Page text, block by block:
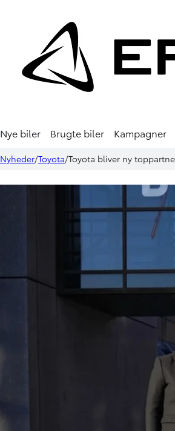
Nye biler Brugte biler Kampagner
Nyheder Toyota Toyota bliver ny